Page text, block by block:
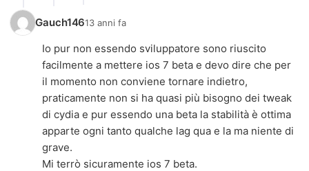
Gauch14613 anni fa
Io pur non essendo sviluppatore sono riuscito
facilmente a mettere ios 7 beta e devo dire che per
il momento non conviene tornare indietro,
praticamente non si ha quasi più bisogno dei tweak
di cydia e pur essendo una beta la stabilità è ottima
apparte ogni tanto qualche lag qua e la ma niente di
grave.
Mi terrò sicuramente ios 7 beta.